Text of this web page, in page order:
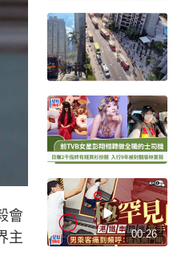
會
主
00:26